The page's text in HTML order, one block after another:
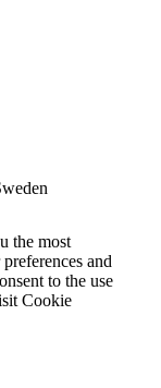
the most
and
to the use
Cookie